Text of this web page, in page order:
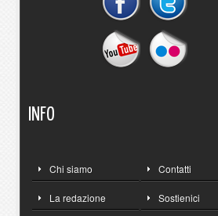
INFO
Chi siamo Contatti
La redazione Sostienici